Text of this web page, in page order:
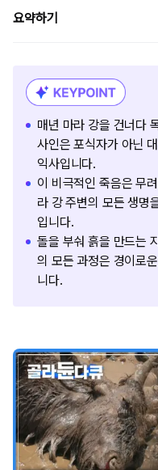
요약하기
매년 마라 강을 건너다
사인은 포식자가 아닌
익사입니다.
이 비극적인 죽음은 무
라 강 주변의 모든 생명
입니다.
돌을 부숴 흙을 만드는
의 모든 과정은 경이로
니다.